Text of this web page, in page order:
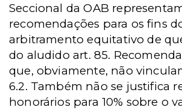
Seccional da OAB
recomendações para os fins
arbitramento equitativo de
do aludido art. 85.
que, obviamente, não
6.2. Também não se justifica
honorários para 10% sobre o